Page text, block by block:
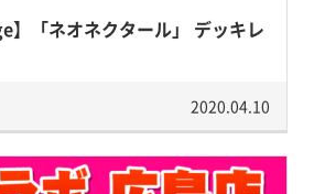
】「ネオネクタール」 デッキレ
2020.04.10